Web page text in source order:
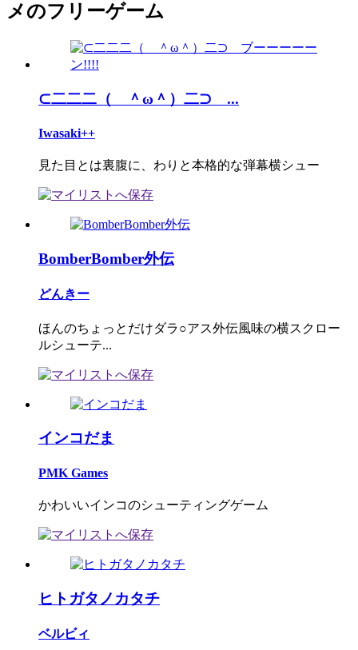
メのフリーゲーム
⊂二二二（ ＾ω＾）二⊃ ...
Iwasaki++
見た目とは裏腹に、わりと本格的な弾幕横シュー
BomberBomber外伝
どんきー
ほんのちょっとだけダラ○アス外伝風味の横スクロー
ルシューテ...
インコだま
PMK Games
かわいいインコのシューティングゲーム
ヒトガタノカタチ
ベルビィ